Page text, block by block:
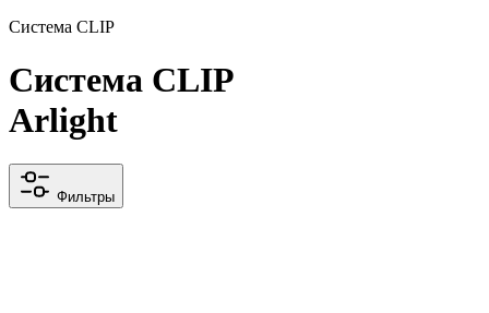
Система CLIP
Система CLIP
Arlight
Фильтры